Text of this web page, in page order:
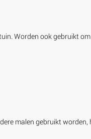
Worden ook gebruikt
malen gebruikt